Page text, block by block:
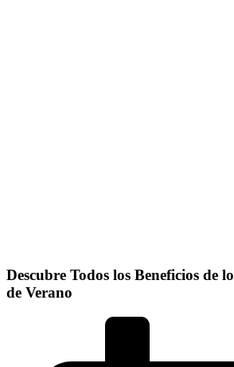
Descubre Todos los Beneficios de
de Verano